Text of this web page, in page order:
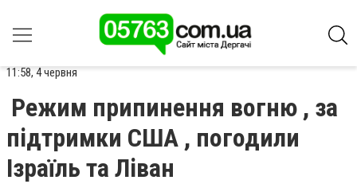
11:58, 4 червня
Режим припинення вогню , за
підтримки США , погодили
Ізраїль та Ліван